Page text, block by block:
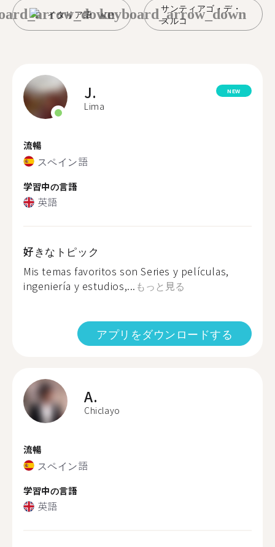
イタリア語
サンティアゴ・デ・
スルコ
keyboard_arrow_down
J.
Lima
NEW
流暢
スペイン語
学習中の言語
英語
好きなトピック
Mis temas favoritos son Series y películas,
ingeniería y estudios,... もっと見る
アプリをダウンロードする
A.
Chiclayo
流暢
スペイン語
学習中の言語
英語